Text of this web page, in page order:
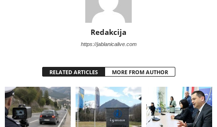
Redakcija
https://jablanicalive.com
RELATED ARTICLES MORE FROM AUTHOR